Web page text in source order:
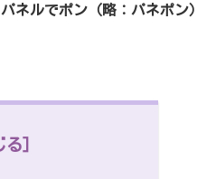
パネルでポン（略：パネポン）